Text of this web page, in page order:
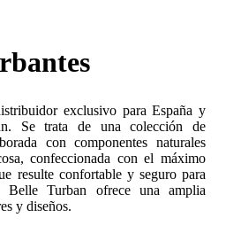
exclusivo para España y
Se trata de una colección de
con componentes naturales
confeccionada con el máximo
resulte confortable y seguro para
Belle Turban ofrece una amplia
y diseños.